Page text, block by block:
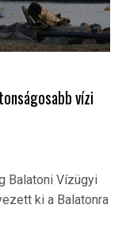
vízi
Balatoni Vízügyi
ki a Balatonra